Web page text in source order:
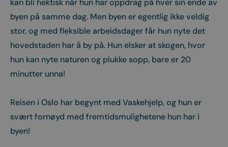
kan bli hektisk når hun har oppdrag på hver sin ende av
byen på samme dag. Men byen er egentlig ikke veldig
stor, og med fleksible arbeidsdager får hun nyte det
hovedstaden har å by på. Hun elsker at skogen, hvor
hun kan nyte naturen og plukke sopp, bare er 20
minutter unna!
Reisen i Oslo har begynt med Vaskehjelp, og hun er
svært fornøyd med fremtidsmulighetene hun har i
byen!